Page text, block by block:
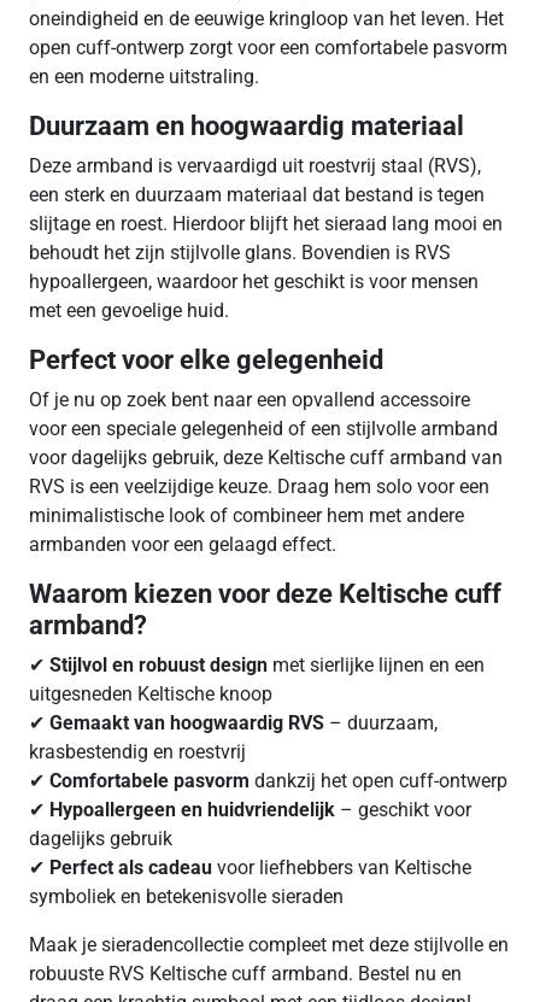
oneindigheid en de eeuwige kringloop van het leven. Het
open cuff-ontwerp zorgt voor een comfortabele pasvorm
en een moderne uitstraling.
Duurzaam en hoogwaardig materiaal
Deze armband is vervaardigd uit roestvrij staal (RVS),
een sterk en duurzaam materiaal dat bestand is tegen
slijtage en roest. Hierdoor blijft het sieraad lang mooi en
behoudt het zijn stijlvolle glans. Bovendien is RVS
hypoallergeen, waardoor het geschikt is voor mensen
met een gevoelige huid.
Perfect voor elke gelegenheid
Of je nu op zoek bent naar een opvallend accessoire
voor een speciale gelegenheid of een stijlvolle armband
voor dagelijks gebruik, deze Keltische cuff armband van
RVS is een veelzijdige keuze. Draag hem solo voor een
minimalistische look of combineer hem met andere
armbanden voor een gelaagd effect.
Waarom kiezen voor deze Keltische cuff
armband?
✔ Stijlvol en robuust design met sierlijke lijnen en een
uitgesneden Keltische knoop
✔ Gemaakt van hoogwaardig RVS – duurzaam,
krasbestendig en roestvrij
✔ Comfortabele pasvorm dankzij het open cuff-ontwerp
✔ Hypoallergeen en huidvriendelijk – geschikt voor
dagelijks gebruik
✔ Perfect als cadeau voor liefhebbers van Keltische
symboliek en betekenisvolle sieraden
Maak je sieradencollectie compleet met deze stijlvolle en
robuuste RVS Keltische cuff armband. Bestel nu en